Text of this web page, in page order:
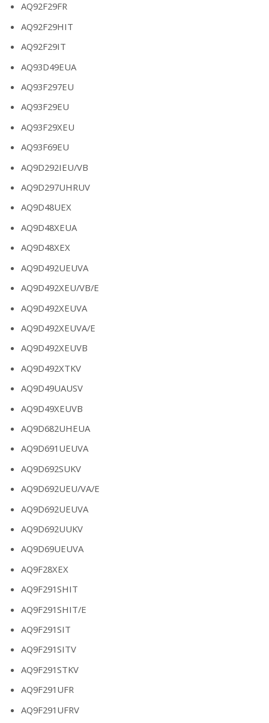
AQ92F29FR
AQ92F29HIT
AQ92F29IT
AQ93D49EUA
AQ93F297EU
AQ93F29EU
AQ93F29XEU
AQ93F69EU
AQ9D292IEU/VB
AQ9D297UHRUV
AQ9D48UEX
AQ9D48XEUA
AQ9D48XEX
AQ9D492UEUVA
AQ9D492XEU/VB/E
AQ9D492XEUVA
AQ9D492XEUVA/E
AQ9D492XEUVB
AQ9D492XTKV
AQ9D49UAUSV
AQ9D49XEUVB
AQ9D682UHEUA
AQ9D691UEUVA
AQ9D692SUKV
AQ9D692UEU/VA/E
AQ9D692UEUVA
AQ9D692UUKV
AQ9D69UEUVA
AQ9F28XEX
AQ9F291SHIT
AQ9F291SHIT/E
AQ9F291SIT
AQ9F291SITV
AQ9F291STKV
AQ9F291UFR
AQ9F291UFRV